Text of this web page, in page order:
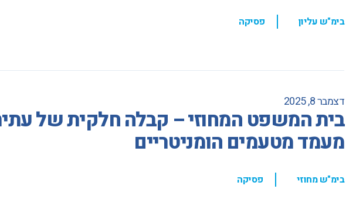
בימ"ש עליון , פסיקה
דצמבר 8, 2025
בית המשפט המחוזי – קבלה חלקית של
מעמד מטעמים הומניטריים
בימ"ש מחוזי , פסיקה